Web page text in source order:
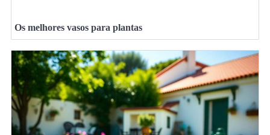
Os melhores vasos para plantas